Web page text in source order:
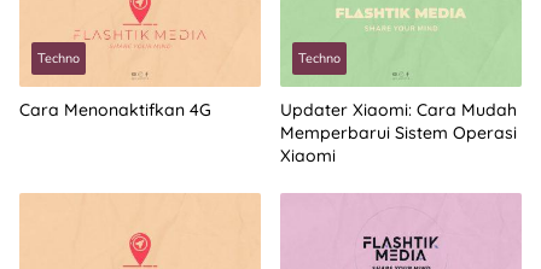
Techno
Cara Menonaktifkan 4G
Techno
Updater Xiaomi: Cara Mudah
Memperbarui Sistem Operasi
Xiaomi